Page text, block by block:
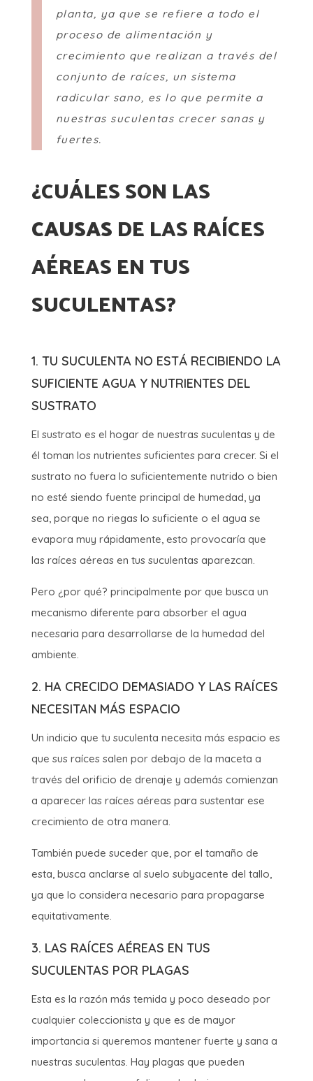
planta, ya que se refiere a todo el
proceso de alimentación y
crecimiento que realizan a través del
conjunto de raíces, un sistema
radicular sano, es lo que permite a
nuestras suculentas crecer sanas y
fuertes.
¿CUÁLES SON LAS
CAUSASDE LAS RAÍCES
AÉREAS EN TUS
SUCULENTAS?
1. TU SUCULENTA NO ESTÁ RECIBIENDO LA
SUFICIENTE AGUA Y NUTRIENTES DEL
SUSTRATO
El sustrato es el hogar de nuestras suculentas y de
él toman los nutrientes suficientes para crecer. Si el
sustrato no fuera lo suficientemente nutrido o bien
no esté siendo fuente principal de humedad, ya
sea, porque no riegas lo suficiente o el agua se
evapora muy rápidamente, esto provocaría que
las raíces aéreas en tus suculentas aparezcan.
Pero ¿por qué? principalmente por que busca un
mecanismo diferente para absorber el agua
necesaria para desarrollarse de la humedad del
ambiente.
2. HA CRECIDO DEMASIADO Y LAS RAÍCES
NECESITAN MÁS ESPACIO
Un indicio que tu suculenta necesita más espacio es
que sus raíces salen por debajo de la maceta a
través del orificio de drenaje y además comienzan
a aparecer las raíces aéreas para sustentar ese
crecimiento de otra manera.
También puede suceder que, por el tamaño de
esta, busca anclarse al suelo subyacente del tallo,
ya que lo considera necesario para propagarse
equitativamente.
3. LAS RAÍCES AÉREAS EN TUS
SUCULENTAS POR PLAGAS
Esta es la razón más temida y poco deseado por
cualquier coleccionista y que es de mayor
importancia si queremos mantener fuerte y sana a
nuestras suculentas. Hay plagas que pueden